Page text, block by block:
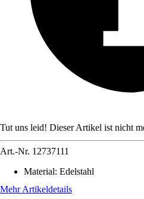
Tut uns leid! Dieser Artikel ist nicht
Art.-Nr. 12737111
Material: Edelstahl
Mehr Artikeldetails